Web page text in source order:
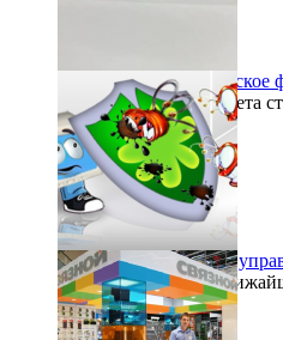
Galaxy Note 5: шпионское
По просторам интернета
2015-07-27
«Безопасностью надо
Буквально в самое
2015-07-24